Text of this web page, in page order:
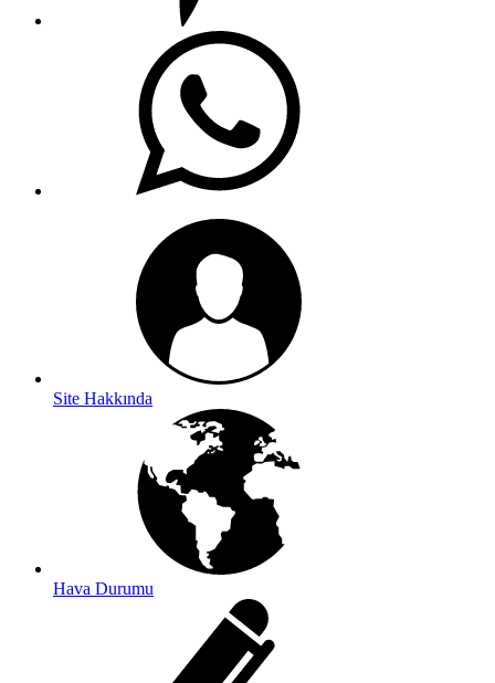
Site Hakkında
Hava Durumu